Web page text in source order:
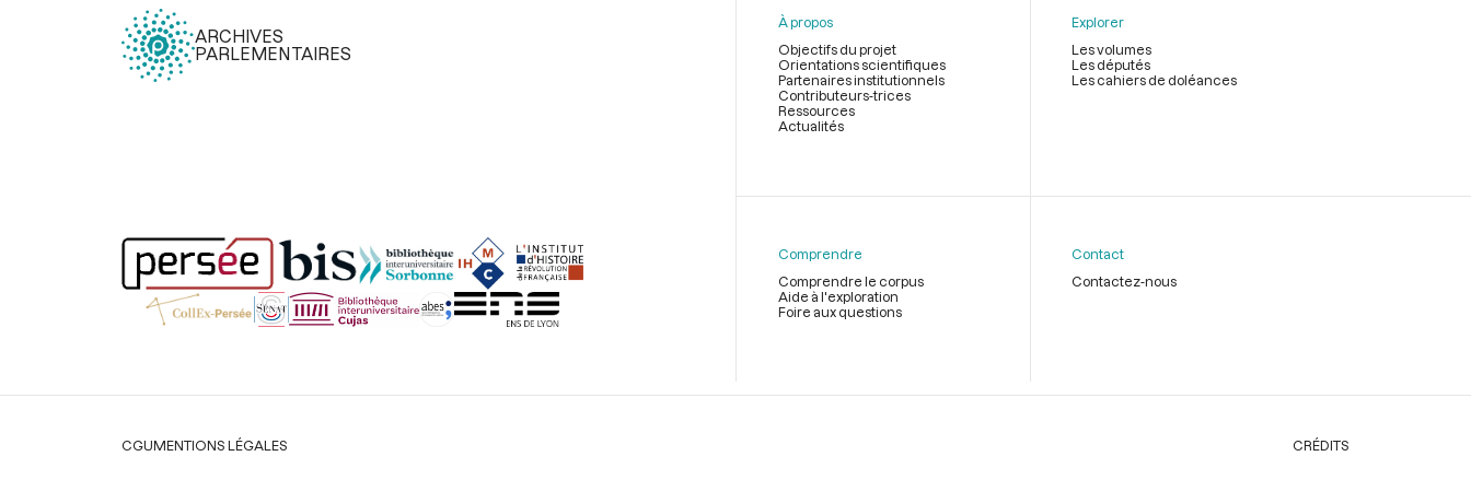
ARCHIVES
PARLEMENTAIRES
page
À propos
Objectifs du projet
Orientations scientifiques
Partenaires institutionnels
Contributeurs-trices
Ressources
Actualités
Explorer
Les volumes
Les députés
Les cahiers de doléances
Comprendre
Comprendre le corpus
Aide à l'exploration
Foire aux questions
Contact
Contactez-nous
Légal
CGUMENTIONS LÉGALES CRÉDITS